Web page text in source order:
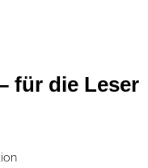
für die Leser